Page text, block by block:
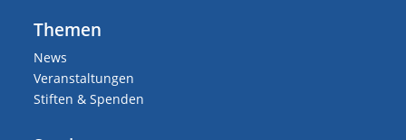
Themen
News
Veranstaltungen
Stiften & Spenden